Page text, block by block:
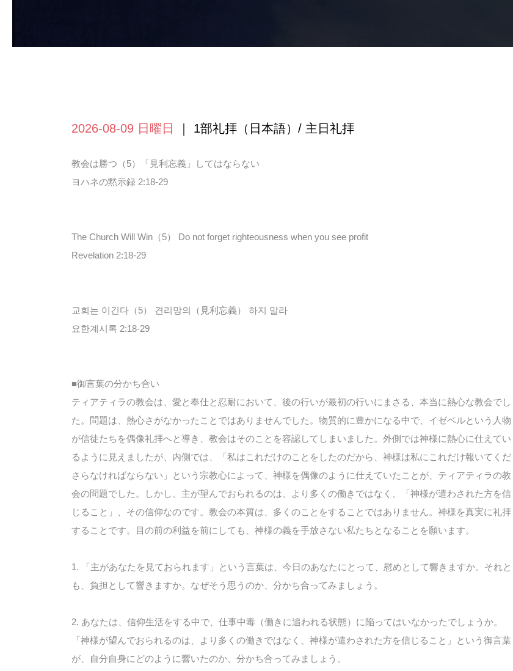
2026-08-09 日曜日 ｜ 1部礼拝（日本語）/ 主日礼拝
教会は勝つ（5）「見利忘義」してはならない
ヨハネの黙示録 2:18-29
The Church Will Win（5） Do not forget righteousness when you see profit
Revelation 2:18-29
교회는 이긴다（5） 견리망의（見利忘義） 하지 말라
요한계시록 2:18-29
■御言葉の分かち合い
ティアティラの教会は、愛と奉仕と忍耐において、後の行いが最初の行いにまさる、本当に熱心な教会でし
た。問題は、熱心さがなかったことではありませんでした。物質的に豊かになる中で、イゼベルという人物
が信徒たちを偶像礼拝へと導き、教会はそのことを容認してしまいました。外側では神様に熱心に仕えてい
るように見えましたが、内側では、「私はこれだけのことをしたのだから、神様は私にこれだけ報いてくだ
さらなければならない」という宗教心によって、神様を偶像のように仕えていたことが、ティアティラの教
会の問題でした。しかし、主が望んでおられるのは、より多くの働きではなく、「神様が遣わされた方を信
じること」、その信仰なのです。教会の本質は、多くのことをすることではありません。神様を真実に礼拝
することです。目の前の利益を前にしても、神様の義を手放さない私たちとなることを願います。
1. 「主があなたを見ておられます」という言葉は、今日のあなたにとって、慰めとして響きますか。それと
も、負担として響きますか。なぜそう思うのか、分かち合ってみましょう。
2. あなたは、信仰生活をする中で、仕事中毒（働きに追われる状態）に陥ってはいなかったでしょうか。
「神様が望んでおられるのは、より多くの働きではなく、神様が遣わされた方を信じること」という御言葉
が、自分自身にどのように響いたのか、分かち合ってみましょう。